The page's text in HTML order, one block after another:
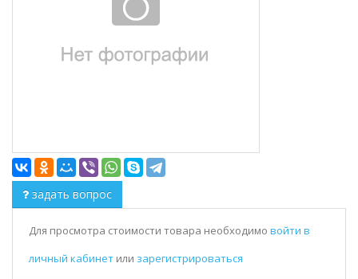
задать вопрос
Для просмотра стоимости товара необходимо войти в
личный кабинет или зарегистрироваться